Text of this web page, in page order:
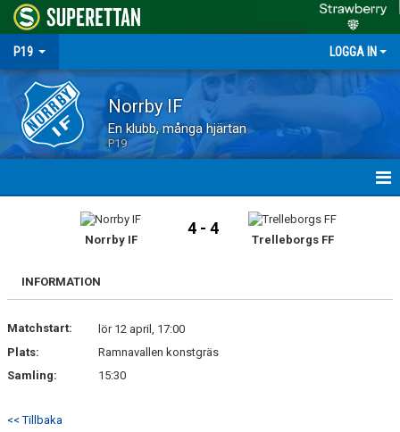
P19 LOGGA IN
Norrby IF
En klubb, många hjärtan
P19
MATCHER
TRUPPEN
Norrby IF
4 - 4
Trelleborgs FF
INFORMATION
Matchstart:
lör 12 april, 17:00
Plats:
Ramnavallen konstgräs
Samling:
15:30
<< Tillbaka